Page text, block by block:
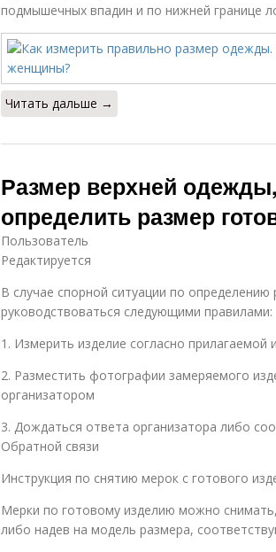
Подростковая
одежда
подмышечных впадин и по нижней границе
Читать дальше →
Размер верхней
определить размер
Пользователь
Редактируется
В случае спорной ситуации по
руководствоваться следующими правилами:
1. Измерить изделие согласно прилагаемой
2. Разместить фотографии замеряемого
организатором
3. Дождаться ответа организатора либо
Обратной связи
Инструкция по снятию мерок с готового
Мерки по готовому изделию можно
либо надев на модель размера,